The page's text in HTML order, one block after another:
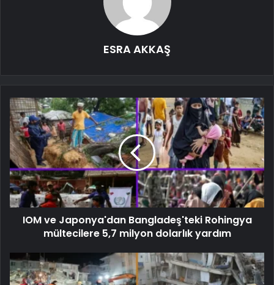
ESRA AKKAŞ
IOM ve Japonya'dan Bangladeş'teki Rohingya
mültecilere 5,7 milyon dolarlık yardım